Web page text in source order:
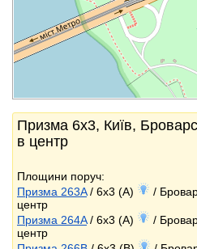
Призма 6x3, Київ,
в центр
Площини поруч:
Призма 263A/ 6x3 (A)
/
центр
Призма 264A/ 6x3 (A)
/
центр